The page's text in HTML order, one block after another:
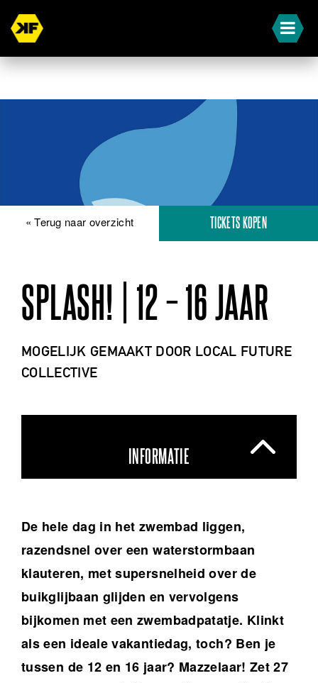
« Terug naar overzicht TICKETS KOPEN
SPLASH! | 12 – 16 JAAR
MOGELIJK GEMAAKT DOOR LOCAL FUTURE
COLLECTIVE
INFORMATIE
De hele dag in het zwembad liggen,
razendsnel over een waterstormbaan
klauteren, met supersnelheid over de
buikglijbaan glijden en vervolgens
bijkomen met een zwembadpatatje. Klinkt
als een ideale vakantiedag, toch? Ben je
tussen de 12 en 16 jaar? Mazzelaar! Zet 27